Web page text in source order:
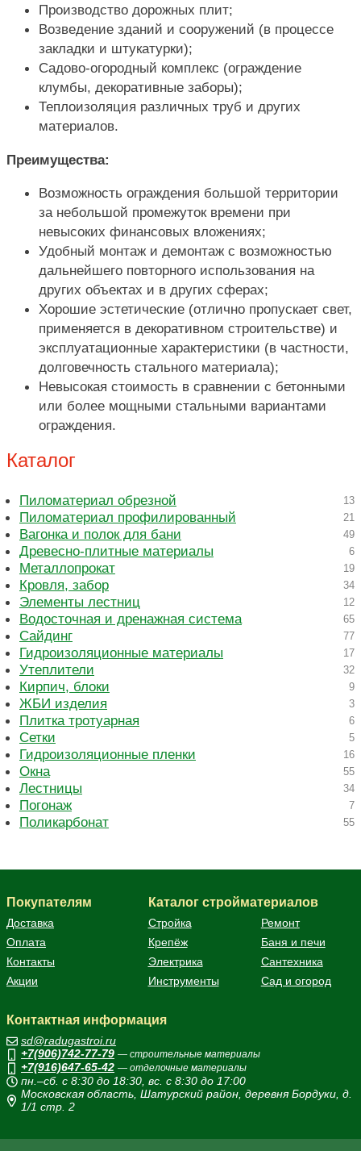
Производство дорожных плит;
Возведение зданий и сооружений (в процессе
закладки и штукатурки);
Садово-огородный комплекс (ограждение
клумбы, декоративные заборы);
Теплоизоляция различных труб и других
материалов.
Преимущества:
Возможность ограждения большой территории
за небольшой промежуток времени при
невысоких финансовых вложениях;
Удобный монтаж и демонтаж с возможностью
дальнейшего повторного использования на
других объектах и в других сферах;
Хорошие эстетические (отлично пропускает свет,
применяется в декоративном строительстве) и
эксплуатационные характеристики (в частности,
долговечность стального материала);
Невысокая стоимость в сравнении с бетонными
или более мощными стальными вариантами
ограждения.
Каталог
Пиломатериал обрезной 13
Пиломатериал профилированный 21
Вагонка и полок для бани 49
Древесно-плитные материалы 6
Металлопрокат 19
Кровля, забор 34
Элементы лестниц 12
Водосточная и дренажная система 65
Сайдинг 77
Гидроизоляционные материалы 17
Утеплители 32
Кирпич, блоки 9
ЖБИ изделия 3
Плитка тротуарная 6
Сетки 5
Гидроизоляционные пленки 16
Окна 55
Лестницы 34
Погонаж 7
Поликарбонат 55
Покупателям
Доставка
Оплата
Контакты
Акции
Каталог стройматериалов
Стройка
Ремонт
Крепёж
Баня и печи
Электрика
Сантехника
Инструменты
Сад и огород
Контактная информация
sd@radugastroi.ru
+7(906)742-77-79 — строительные материалы
+7(916)647-65-42 — отделочные материалы
пн.–сб. с 8:30 до 18:30, вс. с 8:30 до 17:00
Московская область, Шатурский район, деревня Бордуки, д.
1/1 стр. 2